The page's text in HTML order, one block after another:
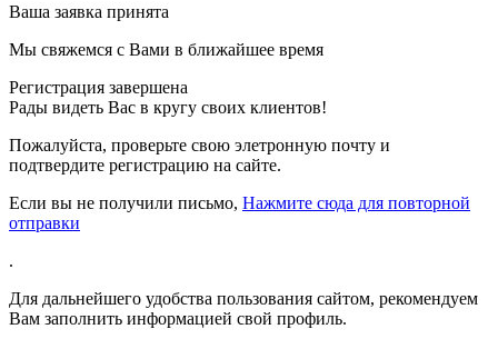
Ваша заявка принята
Мы свяжемся с Вами в ближайшее время
Регистрация завершена
Рады видеть Вас в кругу своих клиентов!
Пожалуйста, проверьте свою элетронную почту и
подтвердите регистрацию на сайте.
Если вы не получили письмо, Нажмите сюда для повторной
отправки
.
Для дальнейшего удобства пользования сайтом, рекомендуем
Вам заполнить информацией свой профиль.